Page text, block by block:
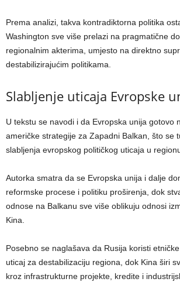
Prema analizi, takva kontradiktorna politika
Washington sve više prelazi na pragmatične
regionalnim akterima, umjesto na direktno
destabilizirajućim politikama.
Slabljenje uticaja Evropske
U tekstu se navodi i da Evropska unija gotovo
američke strategije za Zapadni Balkan, što se
slabljenja evropskog političkog uticaja u
Autorka smatra da se Evropska unija i dalje
reformske procese i politiku proširenja, dok
odnose na Balkanu sve više oblikuju odnosi
Kina.
Posebno se naglašava da Rusija koristi
uticaj za destabilizaciju regiona, dok Kina širi
kroz infrastrukturne projekte, kredite i